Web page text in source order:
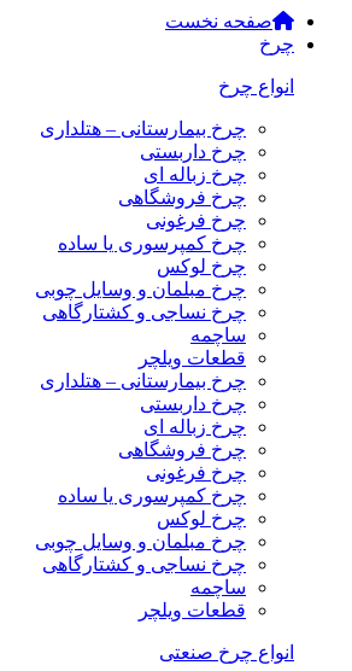
صفحه نخست
چرخ
انواع چرخ
چرخ بیمارستانی – هتلداری
چرخ داربستی
چرخ زباله ای
چرخ فروشگاهی
چرخ فرغونی
چرخ کمپرسوری یا ساده
چرخ لوکس
چرخ مبلمان و وسایل چوبی
چرخ نساجی و کشتارگاهی
ساچمه
قطعات ویلچر
چرخ بیمارستانی – هتلداری
چرخ داربستی
چرخ زباله ای
چرخ فروشگاهی
چرخ فرغونی
چرخ کمپرسوری یا ساده
چرخ لوکس
چرخ مبلمان و وسایل چوبی
چرخ نساجی و کشتارگاهی
ساچمه
قطعات ویلچر
انواع چرخ صنعتی